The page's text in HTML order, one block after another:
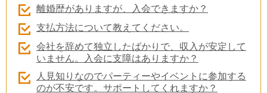
離婚歴がありますが、入会できますか？
支払方法について教えてください。
会社を辞めて独立したばかりで、収入が安定して
いません。入会に支障はありますか？
人見知りなのでパーティーやイベントに参加する
のが不安です。サポートしてくれますか？